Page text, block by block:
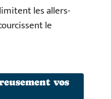
les allers-
le
vos